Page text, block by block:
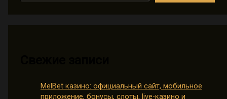
MelBet казино: официальный сайт, мобильное
приложение, бонусы, слоты, live-казино и